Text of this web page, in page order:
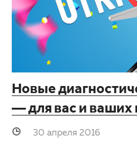
Новые
— для вас и ваших
30 апреля 2016